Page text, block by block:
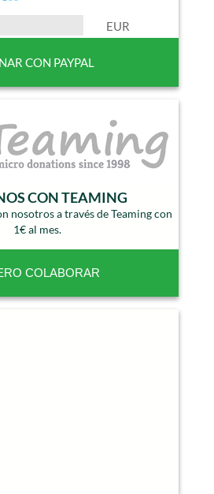
EUR
CON TEAMING
nosotros a través de Teaming con
1€ al mes.
COLABORAR